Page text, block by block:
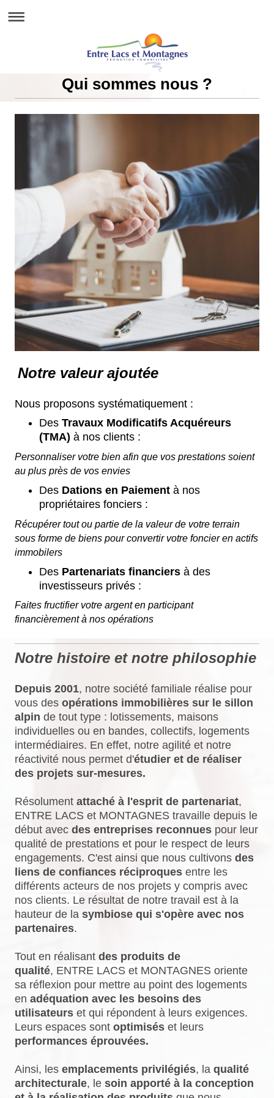
Qui sommes nous ?
Notre valeur ajoutée
Nous proposons systématiquement :
Des Travaux Modificatifs Acquéreurs
(TMA) à nos clients :
Personnaliser votre bien afin que vos prestations soient
au plus près de vos envies
Des Dations en Paiement à nos
propriétaires fonciers :
Récupérer tout ou partie de la valeur de votre terrain
sous forme de biens pour convertir votre foncier en actifs
immobilers
Des Partenariats financiers à des
investisseurs privés :
Faites fructifier votre argent en participant
financièrement à nos opérations
Notre histoire et notre philosophie
Depuis 2001, notre société familiale réalise pour
vous des opérations immobilières sur le sillon
alpin de tout type : lotissements, maisons
individuelles ou en bandes, collectifs, logements
intermédiaires. En effet, notre agilité et notre
réactivité nous permet d'étudier et de réaliser
des projets sur-mesures.
Résolument attaché à l'esprit de partenariat,
ENTRE LACS et MONTAGNES travaille depuis le
début avec des entreprises reconnues pour leur
qualité de prestations et pour le respect de leurs
engagements. C'est ainsi que nous cultivons des
liens de confiances réciproques entre les
différents acteurs de nos projets y compris avec
nos clients. Le résultat de notre travail est à la
hauteur de la symbiose qui s'opère avec nos
partenaires.
Tout en réalisant des produits de
qualité, ENTRE LACS et MONTAGNES oriente
sa réflexion pour mettre au point des logements
en adéquation avec les besoins des
utilisateurs et qui répondent à leurs exigences.
Leurs espaces sont optimisés et leurs
performances éprouvées.
Ainsi, les emplacements privilégiés, la qualité
architecturale, le soin apporté à la conception